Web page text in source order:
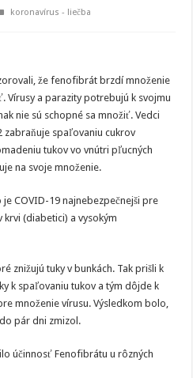
koronavírus - liečba
že fenofibrát brzdí množenie
Vírusy a parazity potrebujú k svojmu
nie sú schopné sa množiť. Vedci
zabraňuje spaľovaniu cukrov
tukov vo vnútri pľucných
na svoje množenie.
COVID-19 najnebezpečnejši pre
(diabetici) a vysokým
znižujú tuky v bunkách. Tak prišli k
k spaľovaniu tukov a tým dôjde k
množenie vírusu. Výsledkom bolo,
pár dni zmizol.
účinnosť Fenofibrátu u rôzných